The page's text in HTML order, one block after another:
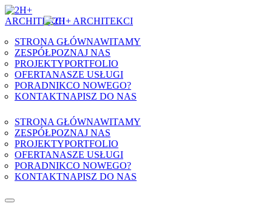
Skip to content
STRONA GŁÓWNAWITAMY
ZESPÓŁPOZNAJ NAS
PROJEKTYPORTFOLIO
OFERTANASZE USŁUGI
PORADNIKCO NOWEGO?
KONTAKTNAPISZ DO NAS
STRONA GŁÓWNAWITAMY
ZESPÓŁPOZNAJ NAS
PROJEKTYPORTFOLIO
OFERTANASZE USŁUGI
PORADNIKCO NOWEGO?
KONTAKTNAPISZ DO NAS